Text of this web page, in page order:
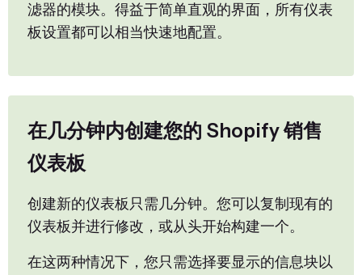
滤器的模块。得益于简单直观的界面，所有仪表
板设置都可以相当快速地配置。
在几分钟内创建您的 Shopify 销售
仪表板
创建新的仪表板只需几分钟。您可以复制现有的
仪表板并进行修改，或从头开始构建一个。
在这两种情况下，您只需选择要显示的信息块以